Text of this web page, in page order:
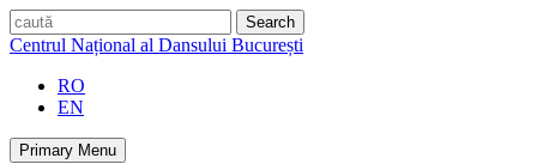
Skip
to
caută
Centrul Național al Dansului București
RO
EN
Primary Menu